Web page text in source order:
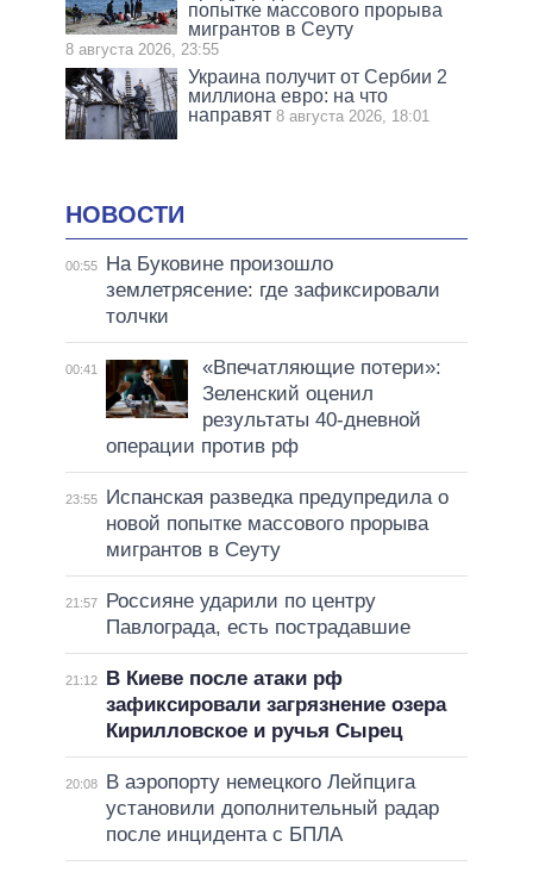
попытке массового прорыва
мигрантов в Сеуту
8 августа 2026, 23:55
Украина получит от Сербии 2
миллиона евро: на что
направят 8 августа 2026, 18:01
НОВОСТИ
00:55
На Буковине произошло
землетрясение: где зафиксировали
толчки
00:41
«Впечатляющие потери»:
Зеленский оценил
результаты 40-дневной
операции против рф
23:55
Испанская разведка предупредила о
новой попытке массового прорыва
мигрантов в Сеуту
21:57
Россияне ударили по центру
Павлограда, есть пострадавшие
21:12
В Киеве после атаки рф
зафиксировали загрязнение озера
Кирилловское и ручья Сырец
20:08
В аэропорту немецкого Лейпцига
установили дополнительный радар
после инцидента с БПЛА